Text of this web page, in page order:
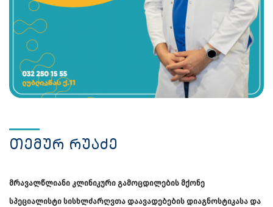
თემურ რუაძე
მრავალწლიანი კლინიკური გამოცდილების მქონე
სპეციალისტი სისხლძარღვთა დაავადებების დიაგნოსტიკასა და